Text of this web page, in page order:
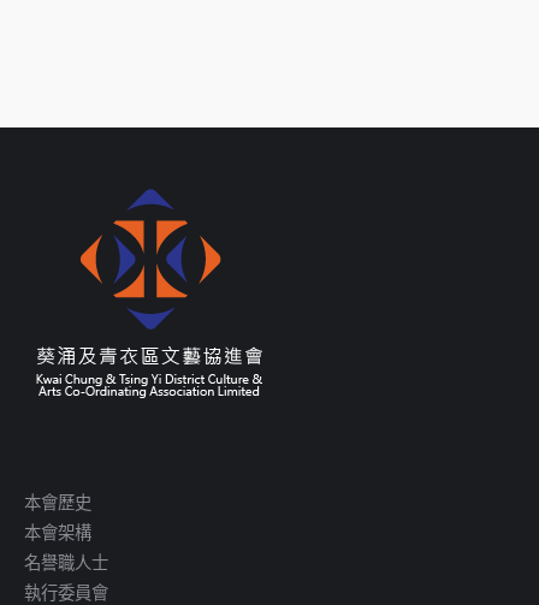
本會歷史
本會架構
名譽職人士
執行委員會